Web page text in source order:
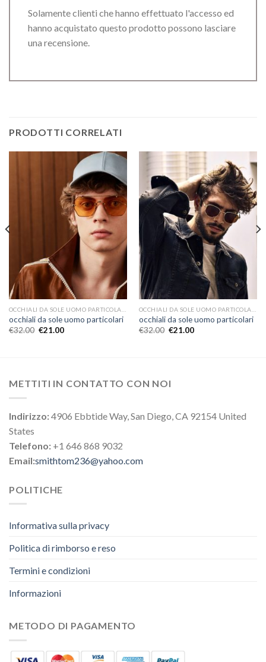
Solamente clienti che hanno effettuato l'accesso ed
hanno acquistato questo prodotto possono lasciare
una recensione.
PRODOTTI CORRELATI
occhiali da sole uomo particolari
€32.00 €21.00
occhiali da sole uomo particolari
€32.00 €21.00
METTITI IN CONTATTO CON NOI
Indirizzo:4906 Ebbtide Way, San Diego, CA 92154 United
States
Telefono: +1 646 868 9032
Email:smithtom236@yahoo.com
POLITICHE
Informativa sulla privacy
Politica di rimborso e reso
Termini e condizioni
Informazioni
METODO DI PAGAMENTO